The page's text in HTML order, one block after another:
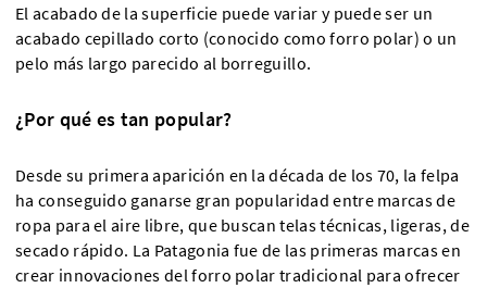
El acabado de la superficie puede variar y puede ser un
acabado cepillado corto (conocido como forro polar) o un
pelo más largo parecido al borreguillo.
¿Por qué es tan popular?
Desde su primera aparición en la década de los 70, la felpa
ha conseguido ganarse gran popularidad entre marcas de
ropa para el aire libre, que buscan telas técnicas, ligeras, de
secado rápido. La Patagonia fue de las primeras marcas en
crear innovaciones del forro polar tradicional para ofrecer